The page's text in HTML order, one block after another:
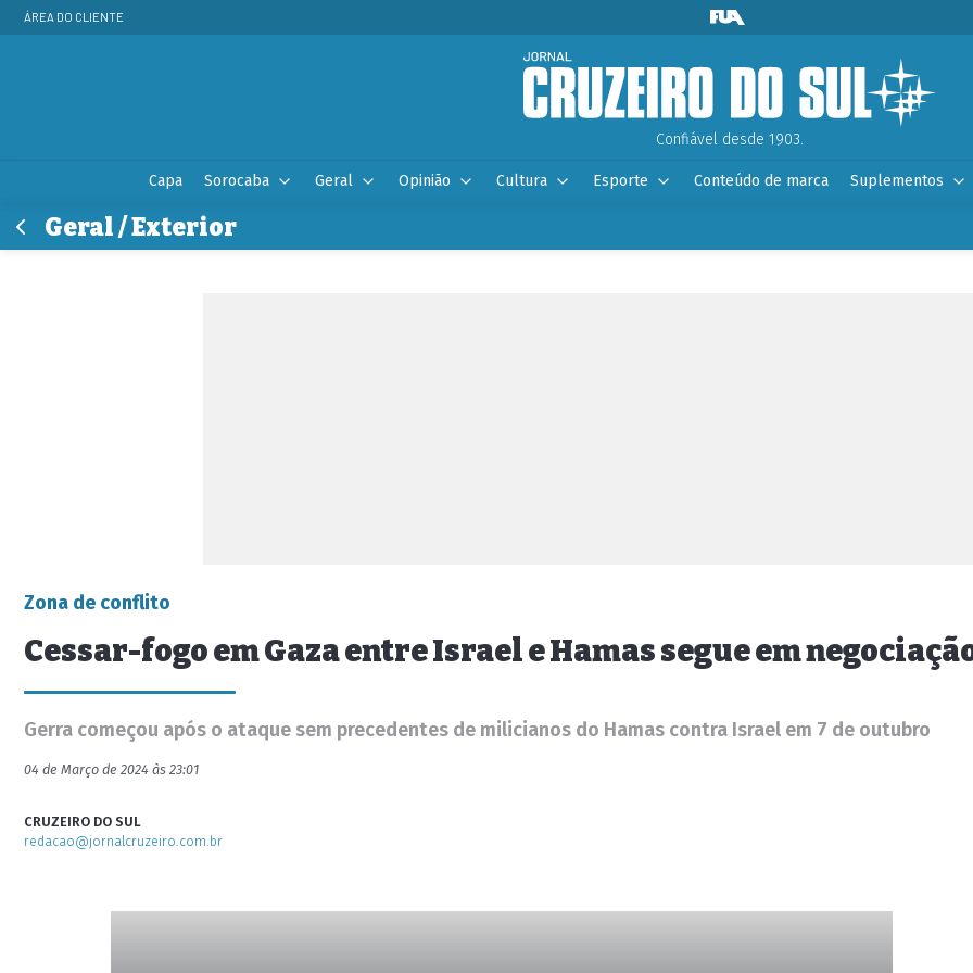
ÁREA DO CLIENTE
Confiável desde 1903.
Capa Sorocaba Geral Opinião Cultura Esporte Conteúdo de marca Suplementos
Geral / Exterior
Zona de conflito
Cessar-fogo em Gaza entre Israel e Hamas segue em
Gerra começou após o ataque sem precedentes de milicianos do Hamas contra Israel em 7 de outubro
04 de Março de 2024 às 23:01
CRUZEIRO DO SUL
redacao@jornalcruzeiro.com.br